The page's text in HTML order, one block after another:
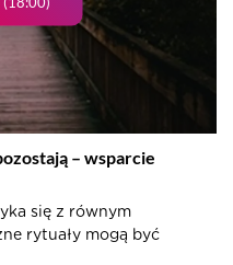
– wsparcie
się z równym
rytuały mogą być